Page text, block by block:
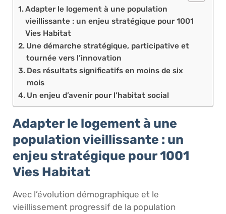
Adapter le logement à une population
vieillissante : un enjeu stratégique pour 1001
Vies Habitat
Une démarche stratégique, participative et
tournée vers l’innovation
Des résultats significatifs en moins de six
mois
Un enjeu d’avenir pour l’habitat social
Adapter le logement à une
population vieillissante : un
enjeu stratégique pour 1001
Vies Habitat
Avec l’évolution démographique et le
vieillissement progressif de la population